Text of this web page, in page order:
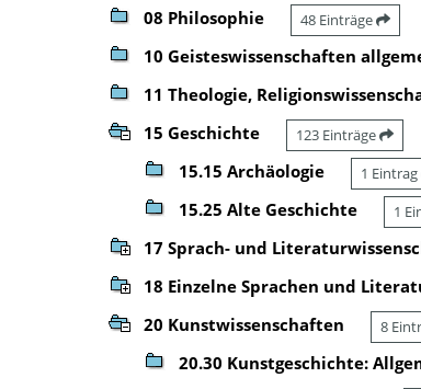
08 Philosophie 48 Einträge
10 Geisteswissenschaften
11 Theologie,
15 Geschichte 123 Einträge
15.15 Archäologie 1 Eintrag
15.25 Alte Geschichte 1
17 Sprach- und
18 Einzelne Sprachen und
20 Kunstwissenschaften 8
20.30 Kunstgeschichte: